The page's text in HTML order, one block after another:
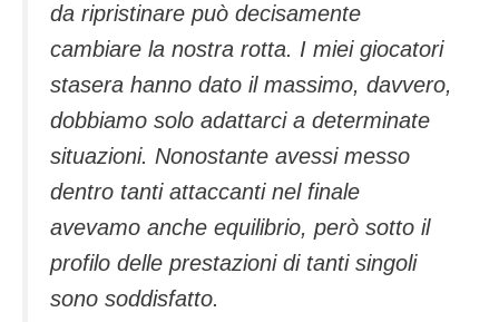
da ripristinare può decisamente
cambiare la nostra rotta. I miei giocatori
stasera hanno dato il massimo, davvero,
dobbiamo solo adattarci a determinate
situazioni. Nonostante avessi messo
dentro tanti attaccanti nel finale
avevamo anche equilibrio, però sotto il
profilo delle prestazioni di tanti singoli
sono soddisfatto.